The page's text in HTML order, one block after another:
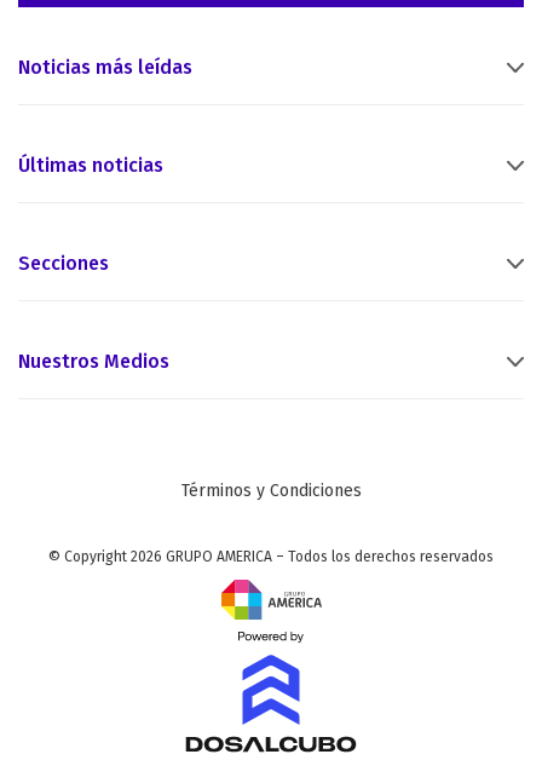
Noticias más leídas
Últimas noticias
Secciones
Nuestros Medios
Términos y Condiciones
© Copyright 2026 GRUPO AMERICA – Todos los derechos reservados